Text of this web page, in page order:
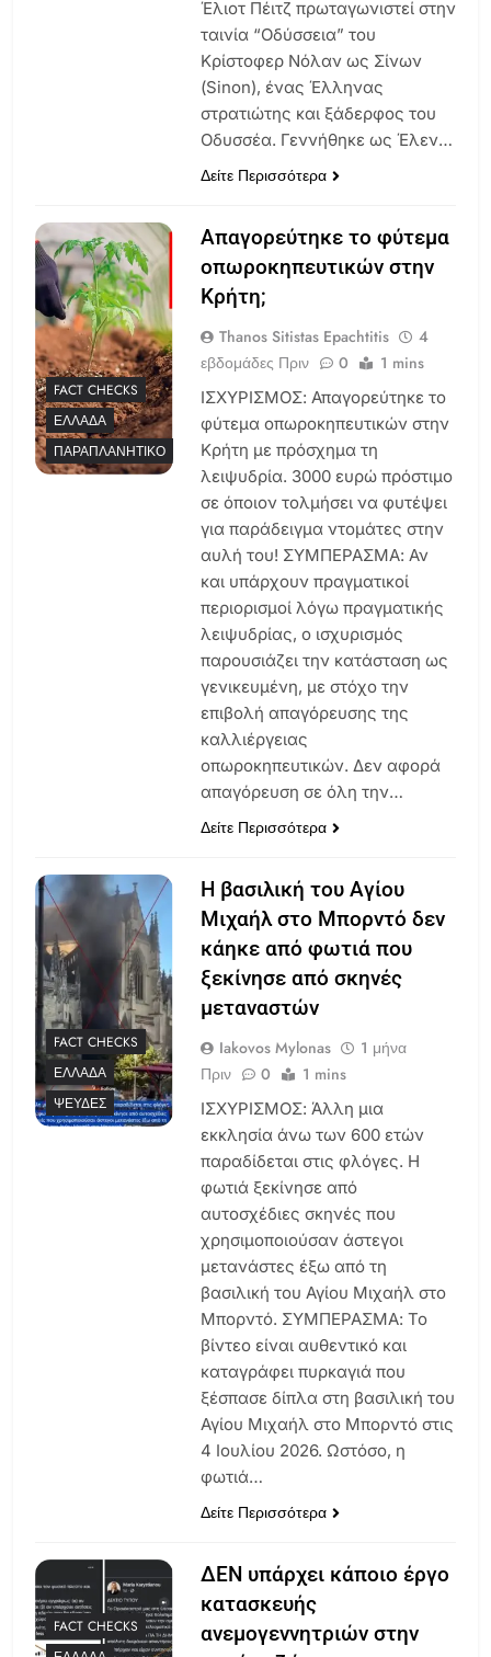
Έλιοτ Πέιτζ πρωταγωνιστεί στην
ταινία “Οδύσσεια” του
Κρίστοφερ Νόλαν ως Σίνων
(Sinon), ένας Έλληνας
στρατιώτης και ξάδερφος του
Οδυσσέα. Γεννήθηκε ως Έλεν…
Δείτε Περισσότερα
FACT CHECKS
ΕΛΛΆΔΑ
ΠΑΡΑΠΛΑΝΗΤΙΚΌ
Απαγορεύτηκε το φύτεμα
οπωροκηπευτικών στην
Κρήτη;
Thanos Sitistas Epachtitis
4
εβδομάδες Πριν
0 1 mins
ΙΣΧΥΡΙΣΜΟΣ: Απαγορεύτηκε το
φύτεμα οπωροκηπευτικών στην
Κρήτη με πρόσχημα τη
λειψυδρία. 3000 ευρώ πρόστιμο
σε όποιον τολμήσει να φυτέψει
για παράδειγμα ντομάτες στην
αυλή του! ΣΥΜΠΕΡΑΣΜΑ: Αν
και υπάρχουν πραγματικοί
περιορισμοί λόγω πραγματικής
λειψυδρίας, ο ισχυρισμός
παρουσιάζει την κατάσταση ως
γενικευμένη, με στόχο την
επιβολή απαγόρευσης της
καλλιέργειας
οπωροκηπευτικών. Δεν αφορά
απαγόρευση σε όλη την…
Δείτε Περισσότερα
FACT CHECKS
ΕΛΛΆΔΑ
ΨΕΥΔΈΣ
Η βασιλική του Αγίου
Μιχαήλ στο Μπορντό δεν
κάηκε από φωτιά που
ξεκίνησε από σκηνές
μεταναστών
Iakovos Mylonas
1 μήνα
Πριν
0 1 mins
ΙΣΧΥΡΙΣΜΟΣ: Άλλη μια
εκκλησία άνω των 600 ετών
παραδίδεται στις φλόγες. Η
φωτιά ξεκίνησε από
αυτοσχέδιες σκηνές που
χρησιμοποιούσαν άστεγοι
μετανάστες έξω από τη
βασιλική του Αγίου Μιχαήλ στο
Μπορντό. ΣΥΜΠΕΡΑΣΜΑ: Το
βίντεο είναι αυθεντικό και
καταγράφει πυρκαγιά που
ξέσπασε δίπλα στη βασιλική του
Αγίου Μιχαήλ στο Μπορντό στις
4 Ιουλίου 2026. Ωστόσο, η
φωτιά…
Δείτε Περισσότερα
FACT CHECKS
ΔΕΝ υπάρχει κάποιο έργο
κατασκευής
ανεμογεννητριών στην